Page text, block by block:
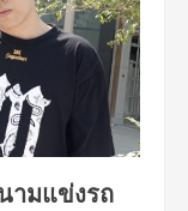
ามแข่งรถ